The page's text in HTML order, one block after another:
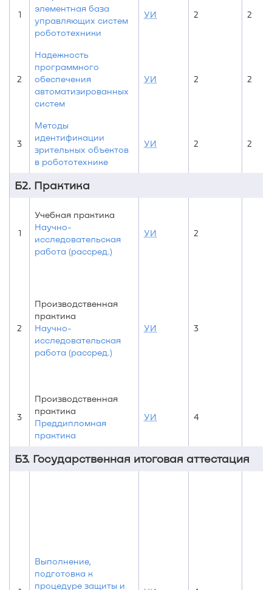
1
элементная база
управляющих систем
робототехники
УИ 2 2
2
Надежность
программного
обеспечения
автоматизированных
систем
УИ 2 2
3
Методы
идентификации
зрительных объектов
в робототехнике
УИ 2 2
Б2. Практика
1
Учебная практика
Научно-
исследовательская
работа (рассред.)
УИ 2
2
Производственная
практика
Научно-
исследовательская
работа (рассред.)
УИ 3
3
Производственная
практика
Преддипломная
практика
УИ 4
Б3. Государственная итоговая аттестация
Выполнение,
подготовка к
процедуре защиты и